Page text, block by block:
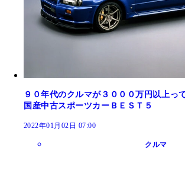
９０年代のクルマが３０００万円以上
国産中古スポーツカーＢＥＳＴ５
2022年01月02日 07:00
クルマ